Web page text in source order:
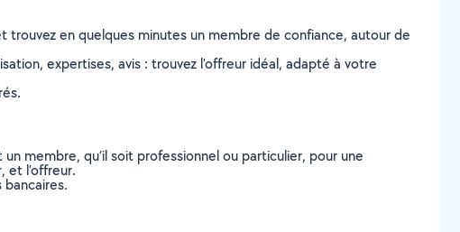
en quelques minutes un membre de confiance, autour de
expertises, avis : trouvez l'offreur idéal, adapté à votre
membre, qu’il soit professionnel ou particulier, pour une
et l’offreur.